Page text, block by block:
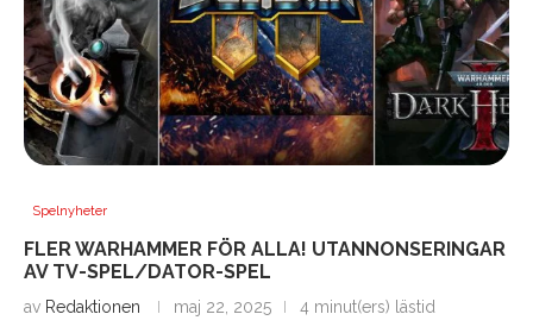
Spelnyheter
FLER WARHAMMER FÖR ALLA! UTANNONSERINGAR
AV TV-SPEL/DATOR-SPEL
av Redaktionen maj 22, 2025 4 minut(ers) lästid